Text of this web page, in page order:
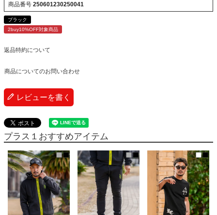
商品番号 250601230250041
ブラック
2buy10%OFF対象商品
返品特約について
商品についてのお問い合わせ
レビューを書く
プラス１おすすめアイテム